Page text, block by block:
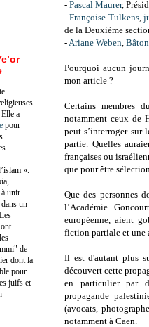
- Pascal Maurer,
-Françoise Tulkens ,
de la Deuxième
- Ariane Weben
Pourquoi aucun
mon article ?
Certains membres
notamment ceux de
peut s’interroger sur
partie. Quelles
françaises ou
que pour être
Que des personnes
l’Académie
européenne, aient
fiction partiale et une
Il est d'autant plus
découvert cette
en particulier par
propagande
(avocats,
notamment à Caen.
a
pour
».
à unir
un
de
dont la
pour
juifs et